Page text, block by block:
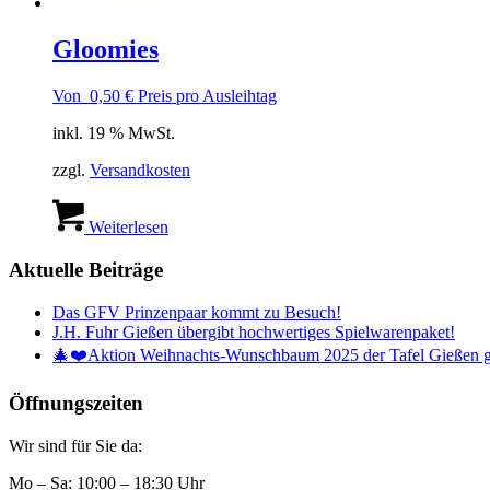
Gloomies
Von 0,50 € Preis pro Ausleihtag
inkl. 19 % MwSt.
zzgl. Versandkosten
Weiterlesen
Aktuelle Beiträge
Das GFV Prinzenpaar kommt zu Besuch!
J.H. Fuhr Gießen übergibt hochwertiges Spielwarenpaket!
🎄❤️Aktion Weihnachts-Wunschbaum 2025 der Tafel Gießen
Öffnungszeiten
Wir sind für Sie da:
Mo – Sa: 10:00 – 18:30 Uhr